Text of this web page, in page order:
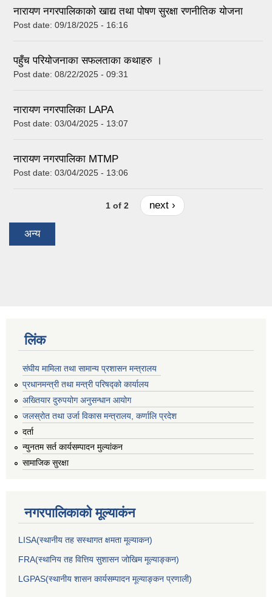
नारायण नगरपालिकाको खाद्य तथा पोषण सुरक्षा रणनीतिक योजना
Post date: 09/18/2025 - 16:16
पहुँच परियोजनाका सफलताका कथाहरु ।
Post date: 08/22/2025 - 09:31
नारायण नगरपालिका LAPA
Post date: 03/04/2025 - 13:07
नारायण नगरपालिका MTMP
Post date: 03/04/2025 - 13:06
1 of 2 next ›
अन्य
लिंक
संघीय मामिला तथा सामान्य प्रशासन मन्त्रालय
प्रधानमन्त्री तथा मन्त्री परिषद्को कार्यालय
अख्तियार दुरुपयोग अनुसन्धान आयोग
जलस्रोत तथा उर्जा विकास मन्त्रालय, कर्णालि प्रदेश
दर्ता
न्युनतम सर्त कार्यसम्पादन मुल्यांकन
सामाजिक सुरक्षा
नगरपालिकाकाे मूल्याकंन
LISA(स्थानीय तह सस्थागत क्षमता मूल्याक‌न)
FRA(स्थानिय तह वित्तिय सुशासन जोखिम मूल्याङ्कन)
LGPAS(स्थानीय शासन कार्यसम्पादन मूल्याङ्कन प्रणाली)